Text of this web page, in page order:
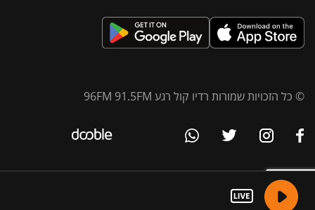
© כל הזכויות שמורות רדיו קול רגע 96FM 91.5FM